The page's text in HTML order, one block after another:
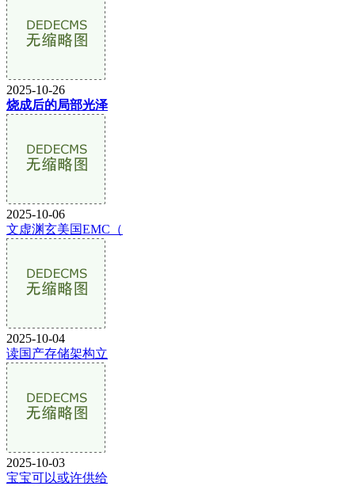
2025-10-26
烧成后的局部光泽
2025-10-06
文虚渊玄美国EMC（
2025-10-04
读国产存储架构立
2025-10-03
宝宝可以或许供给